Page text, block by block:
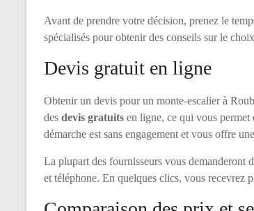
Avant de prendre votre décision, prenez le
spécialisés pour obtenir des conseils sur le
Devis gratuit en ligne
Obtenir un devis pour un monte-escalier à
des devis gratuits en ligne, ce qui vous permet
démarche est sans engagement et vous offre
La plupart des fournisseurs vous demanderont
et téléphone. En quelques clics, vous recevrez